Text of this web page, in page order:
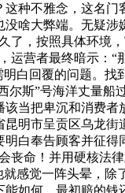
种不雅念，这名
啥大弊端。无疑
了，按照具体环境
运营者最终暗示：
白回覆的问题。
尔斯”号海洋丈量
当把卑沉和消费
明市呈贡区乌龙
明白奉告顾客并征
丧命！并用硬核法
感觉一阵头晕，
如何，最初赔的